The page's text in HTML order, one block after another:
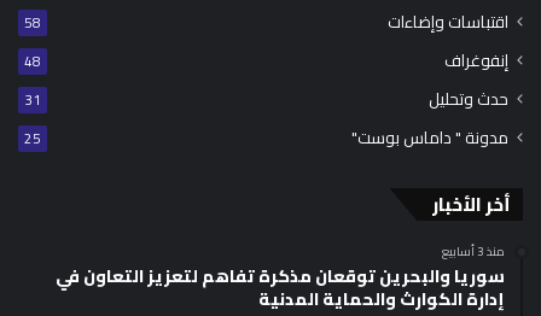
اقتباسات وإضاءات 58
إنفوغراف 48
حدث وتحليل 31
مدونة " داماس بوست" 25
أخر الأخبار
منذ 3 أسابيع
سوريا والبحرين توقعان مذكرة تفاهم لتعزيز التعاون في
إدارة الكوارث والحماية المدنية